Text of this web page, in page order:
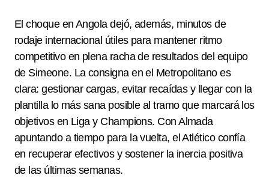
El choque en Angola dejó, además, minutos de
rodaje internacional útiles para mantener ritmo
competitivo en plena racha de resultados del equipo
de Simeone. La consigna en el Metropolitano es
clara: gestionar cargas, evitar recaídas y llegar con la
plantilla lo más sana posible al tramo que marcará los
objetivos en Liga y Champions. Con Almada
apuntando a tiempo para la vuelta, el Atlético confía
en recuperar efectivos y sostener la inercia positiva
de las últimas semanas.